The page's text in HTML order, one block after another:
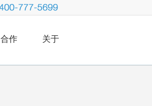
合作 关于